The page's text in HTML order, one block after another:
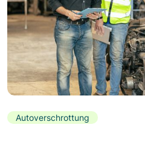
Autoverschrottung